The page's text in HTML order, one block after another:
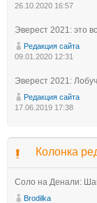
26.10.2020 16:57
Эверест 2021: это
Редакция сайта
09.01.2020 12:31
Эверест 2021:
Редакция сайта
17.06.2019 17:38
Колонка
Соло на Денали:
Brodilka